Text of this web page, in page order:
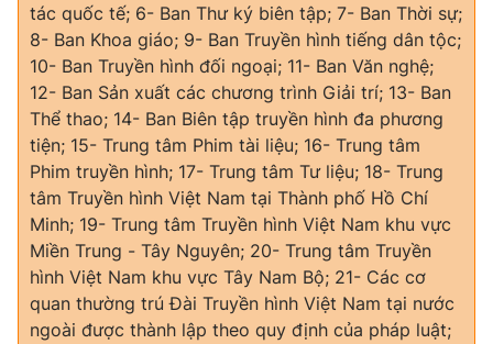
tác quốc tế; 6- Ban Thư ký biên tập; 7- Ban Thời sự;
8- Ban Khoa giáo; 9- Ban Truyền hình tiếng dân tộc;
10- Ban Truyền hình đối ngoại; 11- Ban Văn nghệ;
12- Ban Sản xuất các chương trình Giải trí; 13- Ban
Thể thao; 14- Ban Biên tập truyền hình đa phương
tiện; 15- Trung tâm Phim tài liệu; 16- Trung tâm
Phim truyền hình; 17- Trung tâm Tư liệu; 18- Trung
tâm Truyền hình Việt Nam tại Thành phố Hồ Chí
Minh; 19- Trung tâm Truyền hình Việt Nam khu vực
Miền Trung - Tây Nguyên; 20- Trung tâm Truyền
hình Việt Nam khu vực Tây Nam Bộ; 21- Các cơ
quan thường trú Đài Truyền hình Việt Nam tại nước
ngoài được thành lập theo quy định của pháp luật;